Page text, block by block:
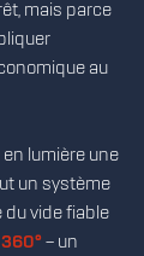
mais parce
au
en lumière une
un système
du vide fiable
360°– un